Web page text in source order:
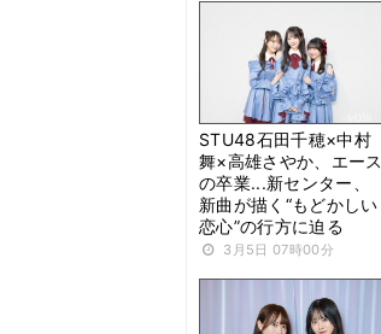
STU48石田千穂×中村
舞×高雄さやか、エース
の卒業...新センター、
新曲が描く“もどかしい
恋心”の行方に迫る
3月5日 07時00分